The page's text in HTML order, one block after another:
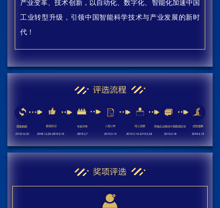
产业变革、技术创新，以自动化、数字化、智能化加速中国
工业转型升级，引领中国智能科学技术与产业发展的新时
代！